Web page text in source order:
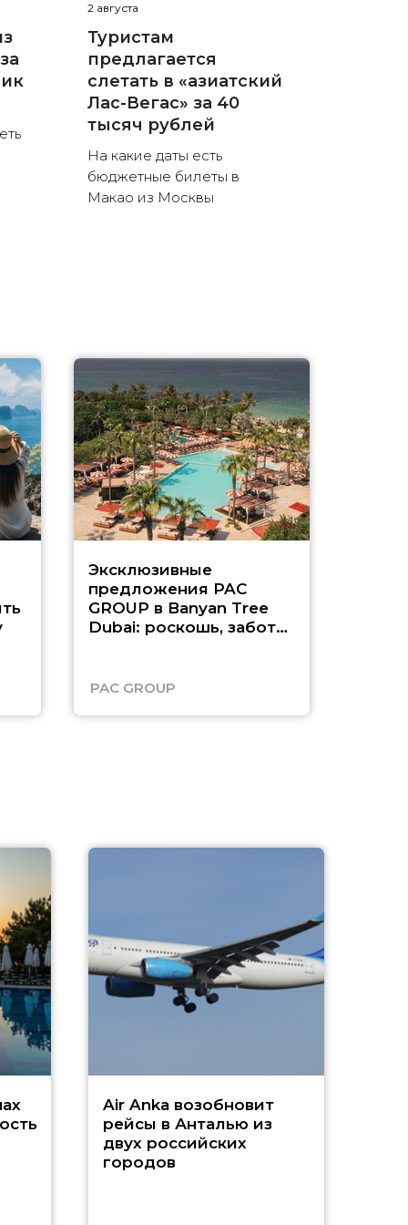
2 августа
Туристам
предлагается
слетать в «азиатский
Лас-Вегас» за 40
тысяч рублей
На какие даты есть
бюджетные билеты в
Макао из Москвы
Эксклюзивные
предложения PAC
GROUP в Banyan Tree
Dubai: роскошь, забота
PAC GROUP
Air Anka возобновит
рейсы в Анталью из
двух российских
городов